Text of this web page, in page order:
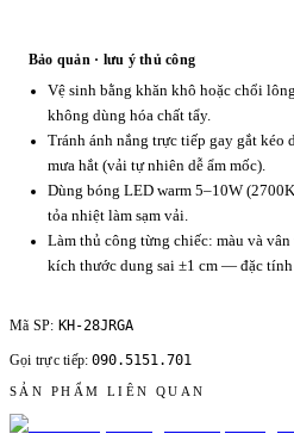
Bảo quản · lưu ý thủ công
Vệ sinh bằng khăn khô hoặc chổi
không dùng hóa chất tẩy.
Tránh ánh nắng trực tiếp gay gắt kéo
mưa hắt (vải tự nhiên dễ ẩm mốc).
Dùng bóng LED warm 5–10W
tỏa nhiệt làm sạm vải.
Làm thủ công từng chiếc: màu và
kích thước dung sai ±1 cm — đặc
Mã SP: KH-28JRGA
Gọi trực tiếp:090.5151.701
SẢN PHẨM LIÊN QUAN